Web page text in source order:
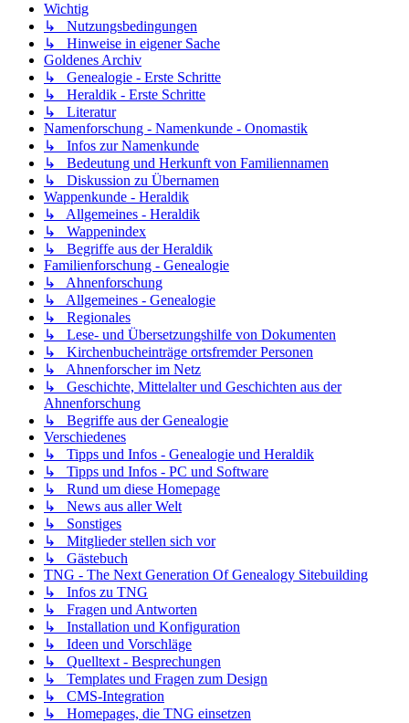
Wichtig
↳ Nutzungsbedingungen
↳ Hinweise in eigener Sache
Goldenes Archiv
↳ Genealogie - Erste Schritte
↳ Heraldik - Erste Schritte
↳ Literatur
Namenforschung - Namenkunde - Onomastik
↳ Infos zur Namenkunde
↳ Bedeutung und Herkunft von Familiennamen
↳ Diskussion zu Übernamen
Wappenkunde - Heraldik
↳ Allgemeines - Heraldik
↳ Wappenindex
↳ Begriffe aus der Heraldik
Familienforschung - Genealogie
↳ Ahnenforschung
↳ Allgemeines - Genealogie
↳ Regionales
↳ Lese- und Übersetzungshilfe von Dokumenten
↳ Kirchenbucheinträge ortsfremder Personen
↳ Ahnenforscher im Netz
↳ Geschichte, Mittelalter und Geschichten aus der
Ahnenforschung
↳ Begriffe aus der Genealogie
Verschiedenes
↳ Tipps und Infos - Genealogie und Heraldik
↳ Tipps und Infos - PC und Software
↳ Rund um diese Homepage
↳ News aus aller Welt
↳ Sonstiges
↳ Mitglieder stellen sich vor
↳ Gästebuch
TNG - The Next Generation Of Genealogy Sitebuilding
↳ Infos zu TNG
↳ Fragen und Antworten
↳ Installation und Konfiguration
↳ Ideen und Vorschläge
↳ Quelltext - Besprechungen
↳ Templates und Fragen zum Design
↳ CMS-Integration
↳ Homepages, die TNG einsetzen